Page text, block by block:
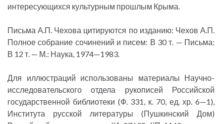
интересующихся культурным прошлым Крыма.
Письма А.П. Чехова цитируются по изданию: Чехов А.П.
Полное собрание сочинений и писем: В 30 т. — Письма:
В 12 т. — М.: Наука, 1974—1983.
Для иллюстраций использованы материалы Научно-
исследовательского отдела рукописей Российской
государственной библиотеки (Ф. 331, к. 70, ед. хр. 6—1),
Института русской литературы (Пушкинский Дом)